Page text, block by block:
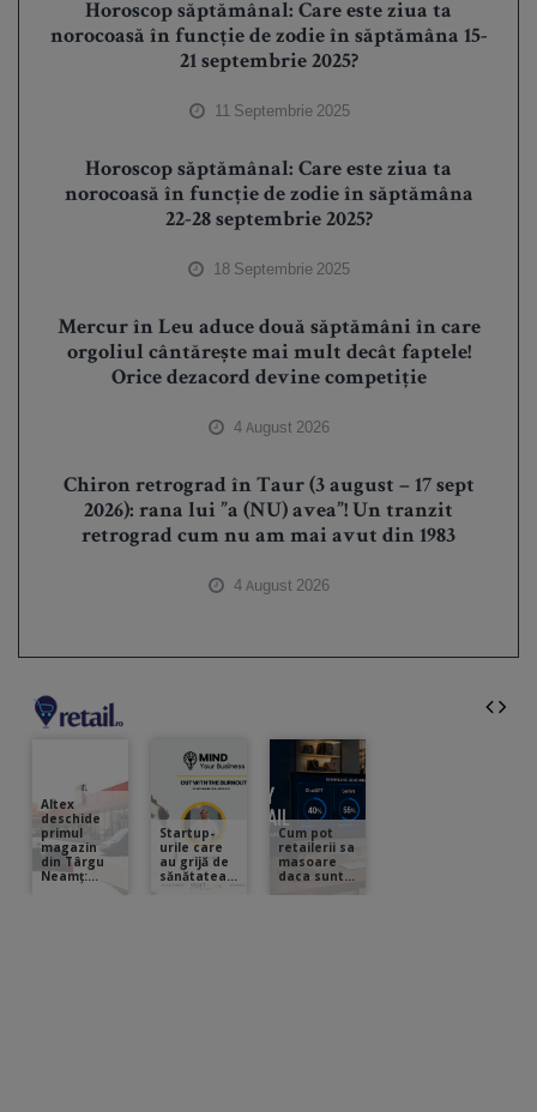
Horoscop săptămânal: Care este ziua ta
norocoasă în funcție de zodie în săptămâna 15-
21 septembrie 2025?
11 Septembrie 2025
Horoscop săptămânal: Care este ziua ta
norocoasă în funcție de zodie în săptămâna
22-28 septembrie 2025?
18 Septembrie 2025
Mercur în Leu aduce două săptămâni în care
orgoliul cântărește mai mult decât faptele!
Orice dezacord devine competiție
4 August 2026
Chiron retrograd în Taur (3 august – 17 sept
2026): rana lui ”a (NU) avea”! Un tranzit
retrograd cum nu am mai avut din 1983
4 August 2026